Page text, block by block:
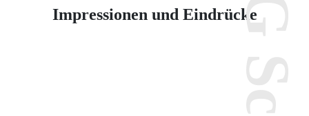
Impressionen und Eindrücke